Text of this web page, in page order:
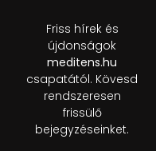
Friss hírek és
újdonságok
meditens.hu
csapatától. Kövesd
rendszeresen
frissülő
bejegyzéseinket.